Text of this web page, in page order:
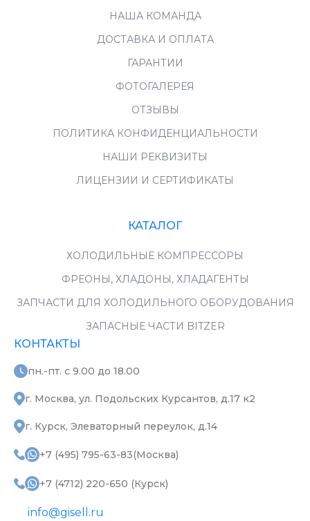
НАША КОМАНДА
ДОСТАВКА И ОПЛАТА
ГАРАНТИИ
ФОТОГАЛЕРЕЯ
ОТЗЫВЫ
ПОЛИТИКА КОНФИДЕНЦИАЛЬНОСТИ
НАШИ РЕКВИЗИТЫ
ЛИЦЕНЗИИ И СЕРТИФИКАТЫ
КАТАЛОГ
ХОЛОДИЛЬНЫЕ КОМПРЕССОРЫ
ФРЕОНЫ, ХЛАДОНЫ, ХЛАДАГЕНТЫ
ЗАПЧАСТИ ДЛЯ ХОЛОДИЛЬНОГО ОБОРУДОВАНИЯ
ЗАПАСНЫЕ ЧАСТИ BITZER
КОНТАКТЫ
пн.-пт. с 9.00 до 18.00
г. Москва, ул. Подольских Курсантов, д.17 к2
г. Курск, Элеваторный переулок, д.14
+7 (495) 795-63-83(Москва)
+7 (4712) 220-650 (Курск)
info@gisell.ru